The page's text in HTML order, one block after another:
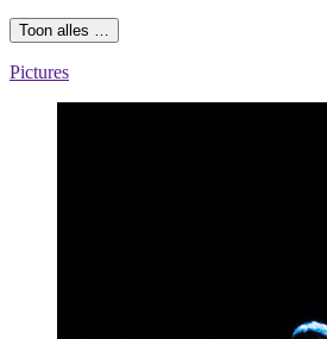
Toon alles …
Pictures